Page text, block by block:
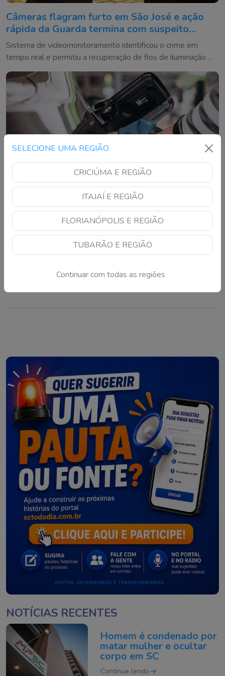
SELECIONE UMA REGIÃO
CRICIÚMA E REGIÃO
ITAJAÍ E REGIÃO
FLORIANÓPOLIS E REGIÃO
TUBARÃO E REGIÃO
Continuar com todas as regiões
Câmeras flagram furto em São José e ação
rápida da Guarda termina com suspeito
detido
Sistema de videomonitoramento identificou o crime em
tempo real e permitiu a recuperação de fios de iluminação
antes da fuga
Posto de combustíveis é interditado após
fiscalização em Florianópolis
Procon encontrou problemas em documentos, origem dos
NOTÍCIAS RECENTES
Homem é condenado por
matar mulher e ocultar
corpo em SC
Continue lendo